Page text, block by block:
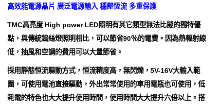
高效能電源晶片 廣泛電源輸入 穩壓恆流 多重保護
TMC高亮度 High power LED照明有其它類型無法比擬的獨特優
點，與傳統鎢絲燈照明相比，可以節省90％的電費。因為熱輻射線
低，抽風和空調的費用可以大量節省。
採用靜態恒流驅動方式，恒流精度高，無閃爍，5V-16V大輸入範
圍，可使用電池直接驅動，外出常常使用的車用電瓶也可使用，低
耗電的特色也大大提升使用時間，使用時間大大提升六倍以上。搭